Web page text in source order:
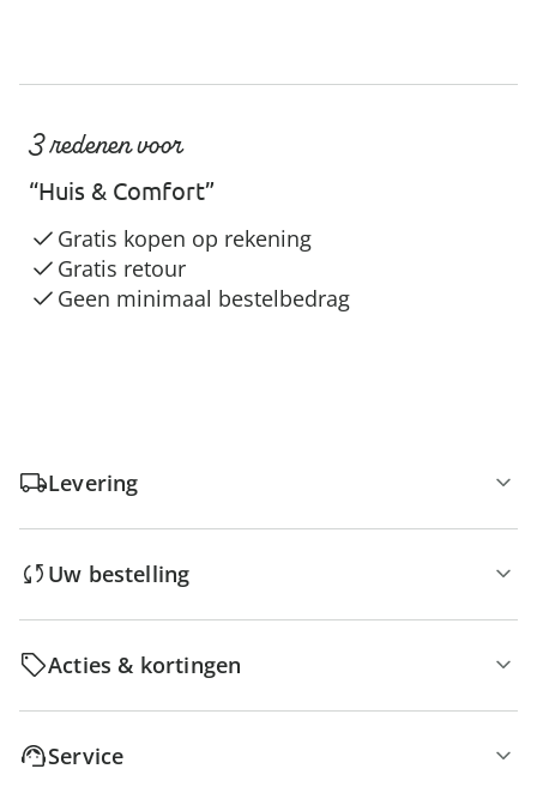
3 redenen voor
“Huis & Comfort”
Gratis kopen op rekening
Gratis retour
Geen minimaal bestelbedrag
Levering
Uw bestelling
Acties & kortingen
Service